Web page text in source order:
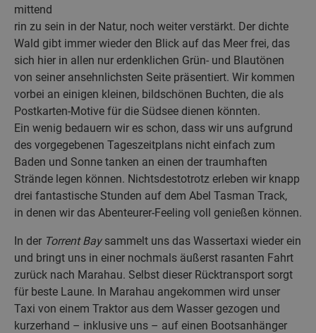
mittend
rin zu sein in der Natur, noch weiter verstärkt. Der dichte
Wald gibt immer wieder den Blick auf das Meer frei, das
sich hier in allen nur erdenklichen Grün- und Blautönen
von seiner ansehnlichsten Seite präsentiert. Wir kommen
vorbei an einigen kleinen, bildschönen Buchten, die als
Postkarten-Motive für die Südsee dienen könnten.
Ein wenig bedauern wir es schon, dass wir uns aufgrund
des vorgegebenen Tageszeitplans nicht einfach zum
Baden und Sonne tanken an einen der traumhaften
Strände legen können. Nichtsdestotrotz erleben wir knapp
drei fantastische Stunden auf dem Abel Tasman Track,
in denen wir das Abenteurer-Feeling voll genießen können.
In der Torrent Baysammelt uns das Wassertaxi wieder ein
und bringt uns in einer nochmals äußerst rasanten Fahrt
zurück nach Marahau. Selbst dieser Rücktransport sorgt
für beste Laune. In Marahau angekommen wird unser
Taxi von einem Traktor aus dem Wasser gezogen und
kurzerhand – inklusive uns – auf einen Bootsanhänger